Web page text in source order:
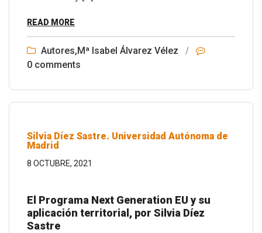
READ MORE
Autores, Mª Isabel Álvarez Vélez
/
0 comments
Silvia Díez Sastre. Universidad Autónoma de
Madrid
8 OCTUBRE, 2021
El Programa Next Generation EU y su
aplicación territorial, por Silvia Díez
Sastre